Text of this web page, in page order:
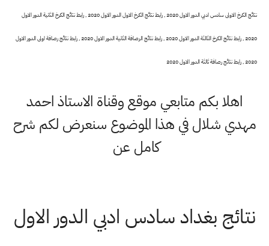
نتائج الكرخ الاولى سادس ادبي الدور الاول 2020 , رابط نتائج الكرخ الاول الدور الاول 2020 , رابط نتائج الكرخ الثانية الدور الاول
2020 , رابط نتائج الكرخ الثالثة الدور الاول 2020 , رابط نتائج الرصافة الثانية الدور الاول 2020 , رابط نتائج رصافة اولى الدور الاول
2020 , رابط نتائج رصافة ثالثة الدور الاول 2020
اهلا بكم متابعي موقع وقناة الاستاذ احمد
مهدي شلال في هذا الموضوع سنعرض لكم شرح
كامل عن
نتائج بغداد سادس ادبي الدور الاول